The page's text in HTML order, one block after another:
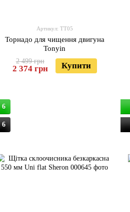
Артикул: TT05
Торнадо для чищення двигуна
Tonyin
2 499 грн
2 374 грн Купити
6
6